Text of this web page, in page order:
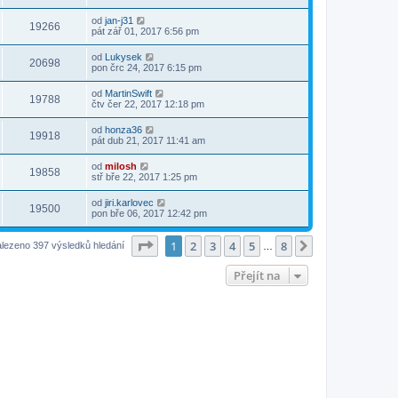
19266 od jan-j31
pát zář 01, 2017 6:56 pm
20698 od Lukysek
pon črc 24, 2017 6:15 pm
19788 od MartinSwift
čtv čer 22, 2017 12:18 pm
19918 od honza36
pát dub 21, 2017 11:41 am
19858 od milosh
stř bře 22, 2017 1:25 pm
19500 od jiri.karlovec
pon bře 06, 2017 12:42 pm
397 výsledků hledání Stránka z
1 2 3 4 5 8
Přejít na